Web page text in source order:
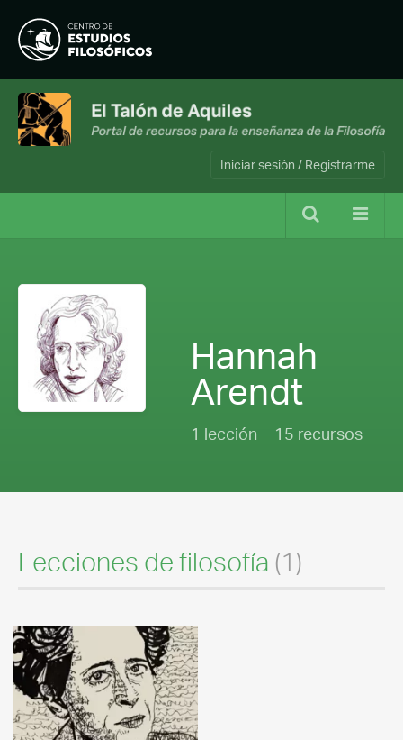
Iniciar sesión / Registrarme
Hannah
Arendt
1 lección 15 recursos
Lecciones de filosofía (1)